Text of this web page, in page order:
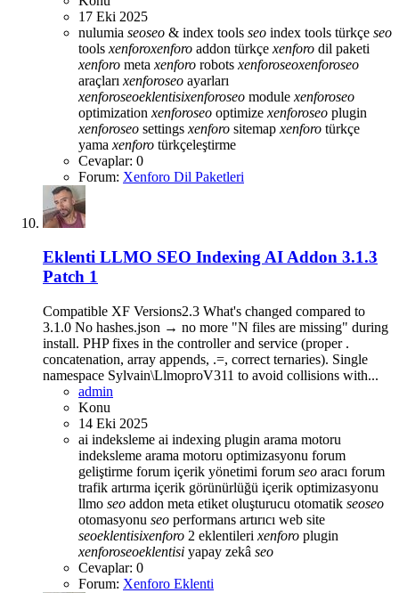
17 Eki 2025
nulumia seoseo & index tools seo index tools türkçe seo
tools xenforoxenforo addon türkçe xenforo dil paketi
xenforo meta xenforo robots xenforoseoxenforoseo
araçları xenforoseo ayarları
xenforoseoeklentisixenforoseo module xenforoseo
optimization xenforoseo optimize xenforoseo plugin
xenforoseo settings xenforo sitemap xenforo türkçe
yama xenforo türkçeleştirme
Cevaplar: 0
Forum: Xenforo Dil Paketleri
Eklenti LLMO SEO Indexing AI Addon 3.1.3
Patch 1
Compatible XF Versions2.3 What's changed compared to
3.1.0 No hashes.json → no more "N files are missing" during
install. PHP fixes in the controller and service (proper .
concatenation, array appends, .=, correct ternaries). Single
namespace Sylvain\LlmoproV311 to avoid collisions with...
admin
Konu
14 Eki 2025
ai indeksleme ai indexing plugin arama motoru
indeksleme arama motoru optimizasyonu forum
geliştirme forum içerik yönetimi forum seo aracı forum
trafik artırma içerik görünürlüğü içerik optimizasyonu
llmo seo addon meta etiket oluşturucu otomatik seoseo
otomasyonu seo performans artırıcı web site
seoeklentisixenforo 2 eklentileri xenforo plugin
xenforoseoeklentisi yapay zekâ seo
Cevaplar: 0
Forum: Xenforo Eklenti